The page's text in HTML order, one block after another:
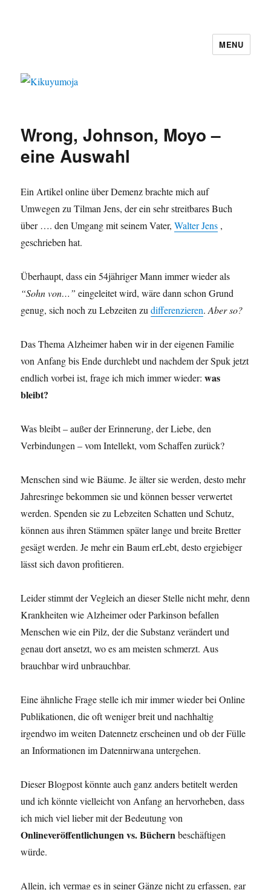
MENU
Wrong, Johnson, Moyo –
eine Auswahl
Ein Artikel online über Demenz brachte mich auf
Umwegen zu Tilman Jens, der ein sehr streitbares Buch
über …. den Umgang mit seinem Vater,Walter Jens ,
geschrieben hat.
Überhaupt, dass ein 54jähriger Mann immer wieder als
“Sohn von…” eingeleitet wird, wäre dann schon Grund
genug, sich noch zu Lebzeiten zudifferenzieren.Aber so?
Das Thema Alzheimer haben wir in der eigenen Familie
von Anfang bis Ende durchlebt und nachdem der Spuk jetzt
endlich vorbei ist, frage ich mich immer wieder:was
bleibt?
Was bleibt – außer der Erinnerung, der Liebe, den
Verbindungen – vom Intellekt, vom Schaffen zurück?
Menschen sind wie Bäume. Je älter sie werden, desto mehr
Jahresringe bekommen sie und können besser verwertet
werden. Spenden sie zu Lebzeiten Schatten und Schutz,
können aus ihren Stämmen später lange und breite Bretter
gesägt werden. Je mehr ein Baum erLebt, desto ergiebiger
lässt sich davon profitieren.
Leider stimmt der Vegleich an dieser Stelle nicht mehr, denn
Krankheiten wie Alzheimer oder Parkinson befallen
Menschen wie ein Pilz, der die Substanz verändert und
genau dort ansetzt, wo es am meisten schmerzt. Aus
brauchbar wird unbrauchbar.
Eine ähnliche Frage stelle ich mir immer wieder bei Online
Publikationen, die oft weniger breit und nachhaltig
irgendwo im weiten Datennetz erscheinen und ob der Fülle
an Informationen im Datennirwana untergehen.
Dieser Blogpost könnte auch ganz anders betitelt werden
und ich könnte vielleicht von Anfang an hervorheben, dass
ich mich viel lieber mit der Bedeutung von
Onlineveröffentlichungen vs. Büchernbeschäftigen
würde.
Allein, ich vermag es in seiner Gänze nicht zu erfassen, gar